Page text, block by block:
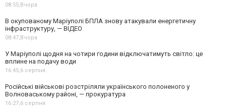
08:55,Вчора
В окупованому Маріуполі БПЛА знову атакували енергетичну
інфраструктуру, — ВІДЕО
08:47,Вчора
У Маріуполі щодня на чотири години відключатимуть світло: це
вплине на подачу води
16:45,6 серпня
Російські військові розстріляли українського полоненого у
Волноваському районі, — прокуратура
16:27,6 серпня